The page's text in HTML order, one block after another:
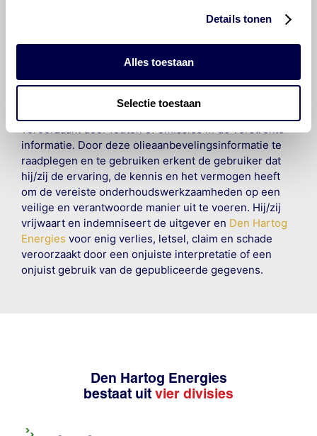
Details tonen
Alles toestaan
Selectie toestaan
andere manieren worden overgedragen zonder
om ervoor te zorgen dat deze gegevens zo accuraat
en compleet mogelijk zijn, wordt geen
aansprakelijkheid aanvaard, anders dan waartoe een
veroorzaakt door fouten of omissies in de verstrekte
informatie. Door deze olieaanbevelingsinformatie te
raadplegen en te gebruiken erkent de gebruiker dat
hij/zij de ervaring, de kennis en het vermogen heeft
om de vereiste onderhoudswerkzaamheden op een
veilige en verantwoorde manier uit te voeren. Hij/zij
vrijwaart en indemniseert de uitgever en Den Hartog
Energies voor enig verlies, letsel, claim en schade
veroorzaakt door een onjuiste interpretatie of een
onjuist gebruik van de gepubliceerde gegevens.
Den Hartog Energies
bestaat uit vier divisies